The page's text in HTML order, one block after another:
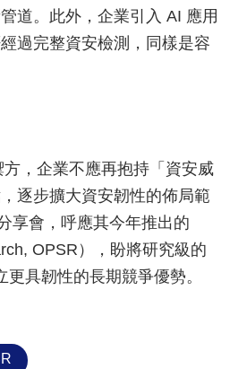
道。此外，企業引入 AI 應用
過完整資安檢測，同樣是容
，企業不應再抱持「資安威
逐步擴大資安韌性的佈局範
享會，呼應其今年推出的
OPSR），盼將研究級的
具韌性的長期競爭優勢。